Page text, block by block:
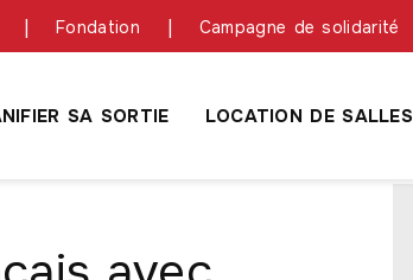
Fondation Campagne de solidarité
SA SORTIE LOCATION DE SALLES